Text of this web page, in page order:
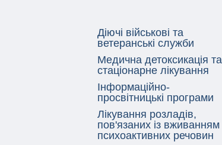
Діючі військові та
ветеранські служби
Медична детоксикація та
стаціонарне лікування
Інформаційно-
просвітницькі програми
Лікування розладів,
пов'язаних із вживанням
психоактивних речовин